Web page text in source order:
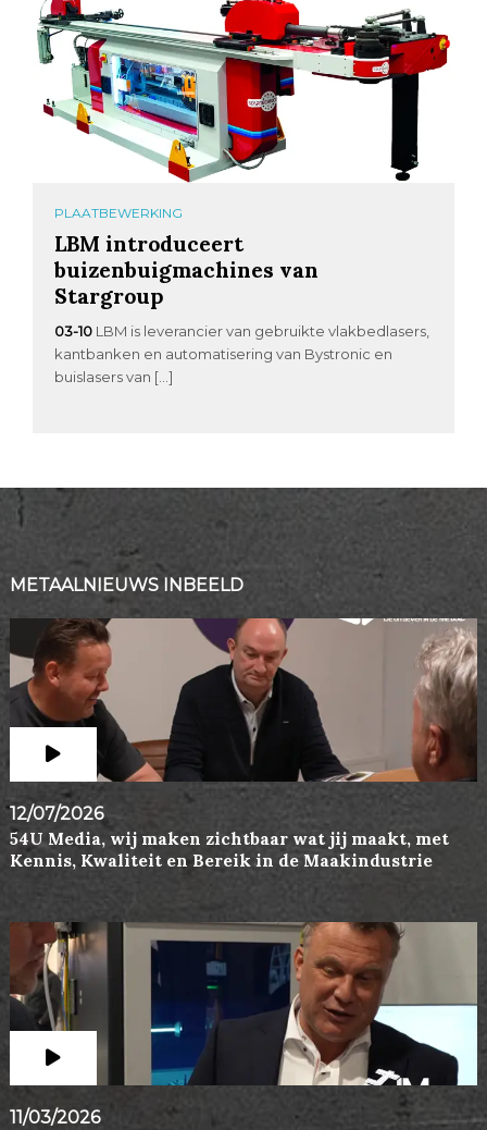
PLAATBEWERKING
LBM introduceert
buizenbuigmachines van
Stargroup
03-10 LBM is leverancier van gebruikte vlakbedlasers,
kantbanken en automatisering van Bystronic en
buislasers van […]
METAALNIEUWS INBEELD
12/07/2026
54U Media, wij maken zichtbaar wat jij maakt, met
Kennis, Kwaliteit en Bereik in de Maakindustrie
11/03/2026